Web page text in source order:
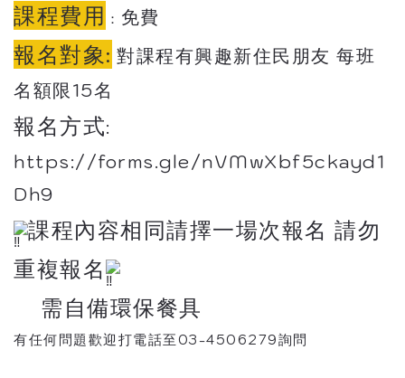
課程費用 ： 免費
報名對象: 對課程有興趣新住民朋友 每班
名額限15名
報名方式:
https://forms.gle/nVMwXbf5ckayd1
Dh9
課程內容相同請擇一場次報名 請勿
重複報名
需自備環保餐具
有任何問題歡迎打電話至03-4506279詢問